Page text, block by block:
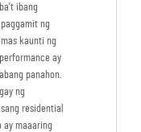
ibang
ng
kaunti ng
ay
panahon.
ng
residential
ay maaaring